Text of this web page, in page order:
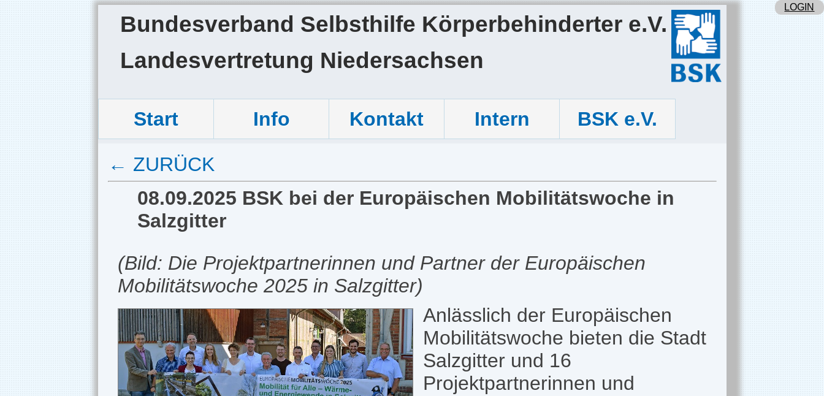
LOGIN
Bundesverband Selbsthilfe Körperbehinderter e.V.
Landesvertretung Niedersachsen
Start Info Kontakt Intern BSK e.V.
← ZURÜCK
08.09.2025 BSK bei der Europäischen Mobilitätswoche in
Salzgitter
(Bild: Die Projektpartnerinnen und Partner der Europäischen
Mobilitätswoche 2025 in Salzgitter)
Anlässlich der Europäischen
Mobilitätswoche bieten die Stadt
Salzgitter und 16
Projektpartnerinnen und